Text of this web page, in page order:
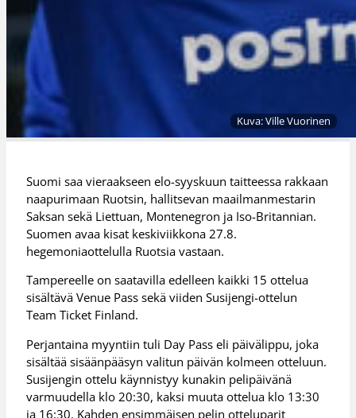
Kuva: Ville Vuorinen
Suomi saa vieraakseen elo-syyskuun taitteessa rakkaan
naapurimaan Ruotsin, hallitsevan maailmanmestarin
Saksan sekä Liettuan, Montenegron ja Iso-Britannian.
Suomen avaa kisat keskiviikkona 27.8.
hegemoniaottelulla Ruotsia vastaan.
Tampereelle on saatavilla edelleen kaikki 15 ottelua
sisältävä Venue Pass sekä viiden Susijengi-ottelun
Team Ticket Finland.
Perjantaina myyntiin tuli Day Pass eli päivälippu, joka
sisältää sisäänpääsyn valitun päivän kolmeen otteluun.
Susijengin ottelu käynnistyy kunakin pelipäivänä
varmuudella klo 20:30, kaksi muuta ottelua klo 13:30
ja 16:30. Kahden ensimmäisen pelin otteluparit